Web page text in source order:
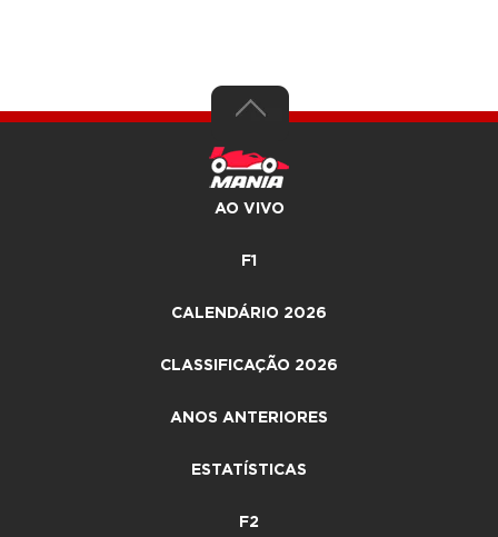
AO VIVO
F1
CALENDÁRIO 2026
CLASSIFICAÇÃO 2026
ANOS ANTERIORES
ESTATÍSTICAS
F2